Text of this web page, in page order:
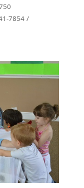
7854 /